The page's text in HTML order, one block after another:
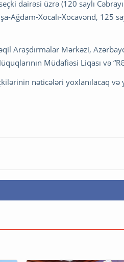
dairəsi üzrə (120 saylı
Ağdam-Xocalı-Xocavənd, 125
Araşdırmalar Mərkəzi,
Müdafiəsi Liqası və
nəticələri yoxlanılacaq